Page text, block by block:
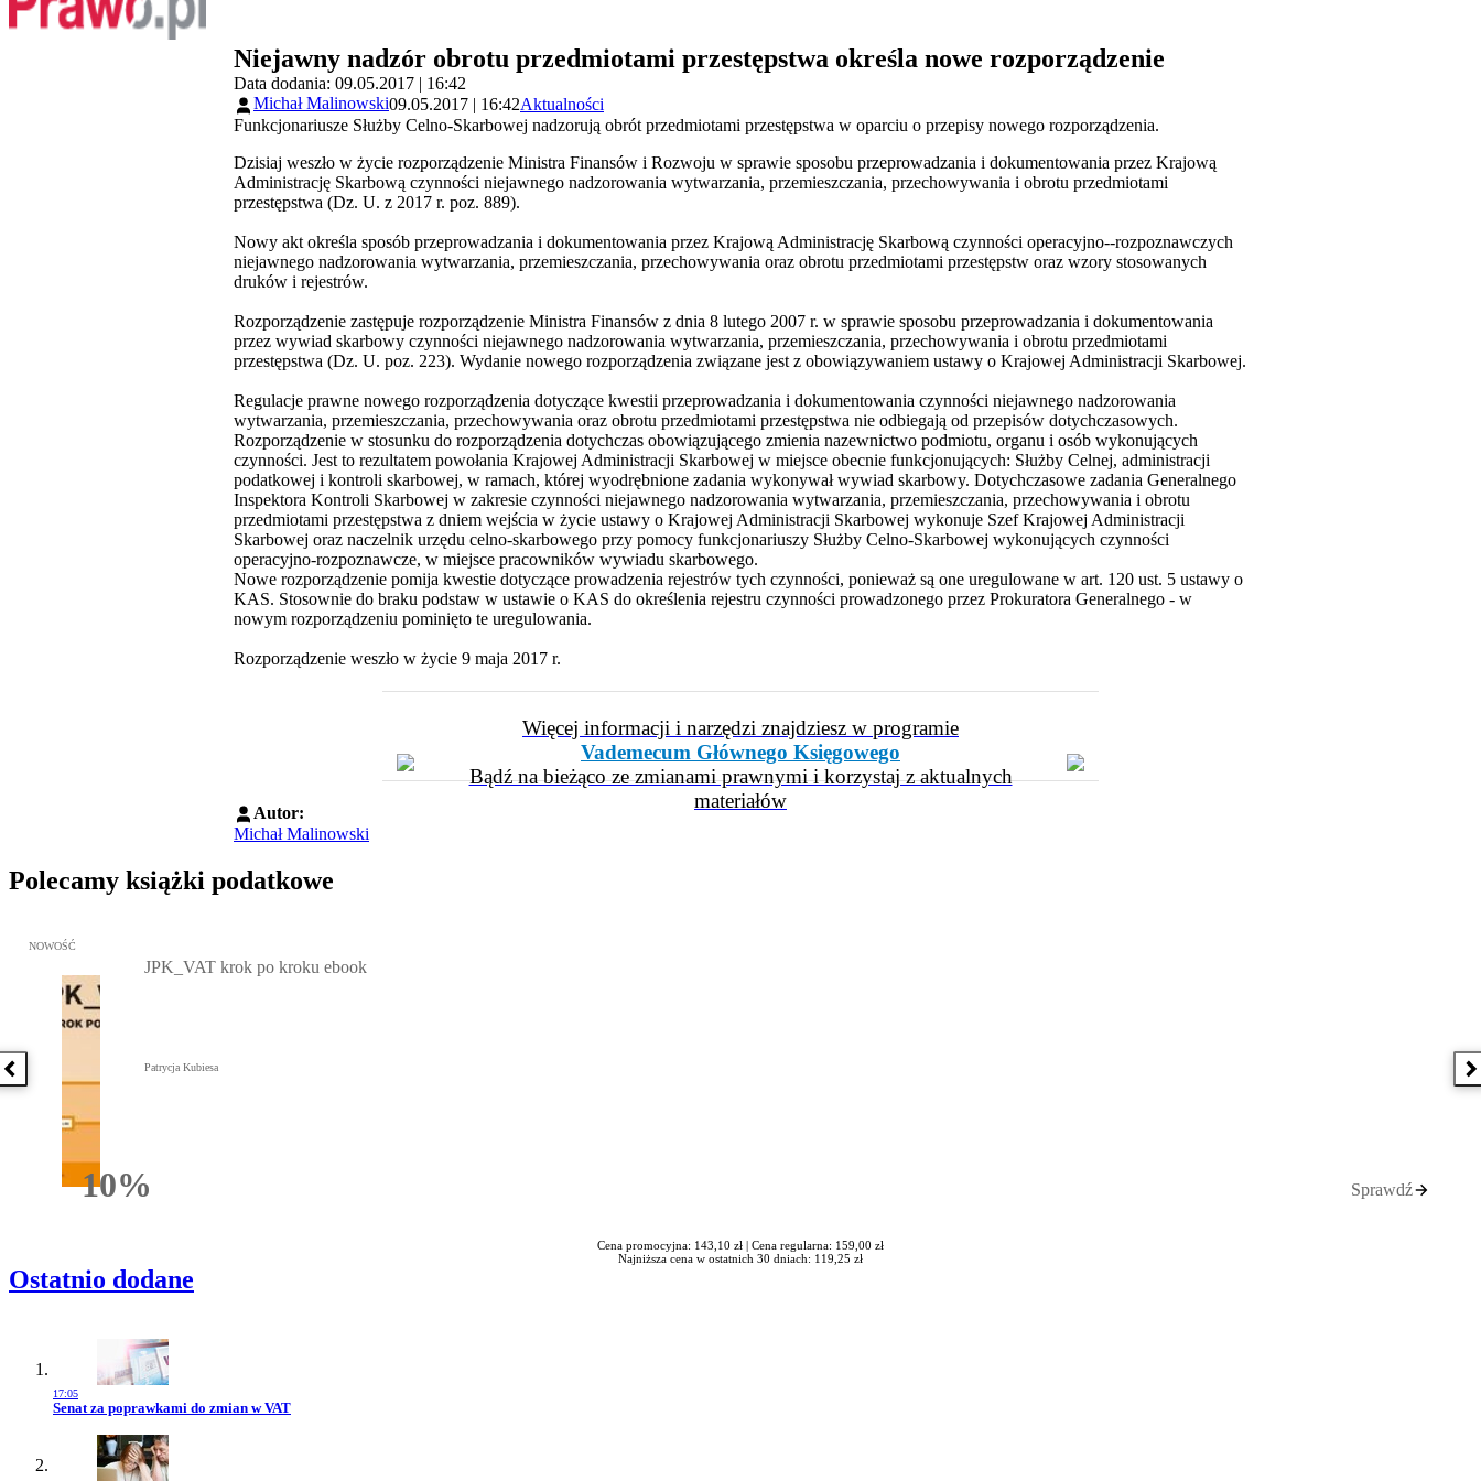
Niejawny nadzór obrotu przedmiotami przestępstwa określa nowe rozporządzenie
Data dodania: 09.05.2017 | 16:42
Michał Malinowski09.05.2017 | 16:42Aktualności
Funkcjonariusze Służby Celno-Skarbowej nadzorują obrót przedmiotami przestępstwa w oparciu o przepisy nowego rozporządzenia.
Dzisiaj weszło w życie rozporządzenie Ministra Finansów i Rozwoju w sprawie sposobu przeprowadzania i dokumentowania przez Krajową
Administrację Skarbową czynności niejawnego nadzorowania wytwarzania, przemieszczania, przechowywania i obrotu przedmiotami
przestępstwa (Dz. U. z 2017 r. poz. 889).
Nowy akt określa sposób przeprowadzania i dokumentowania przez Krajową Administrację Skarbową czynności operacyjno--rozpoznawczych
niejawnego nadzorowania wytwarzania, przemieszczania, przechowywania oraz obrotu przedmiotami przestępstw oraz wzory stosowanych
druków i rejestrów.
Rozporządzenie zastępuje rozporządzenie Ministra Finansów z dnia 8 lutego 2007 r. w sprawie sposobu przeprowadzania i dokumentowania
przez wywiad skarbowy czynności niejawnego nadzorowania wytwarzania, przemieszczania, przechowywania i obrotu przedmiotami
przestępstwa (Dz. U. poz. 223). Wydanie nowego rozporządzenia związane jest z obowiązywaniem ustawy o Krajowej Administracji Skarbowej.
Regulacje prawne nowego rozporządzenia dotyczące kwestii przeprowadzania i dokumentowania czynności niejawnego nadzorowania
wytwarzania, przemieszczania, przechowywania oraz obrotu przedmiotami przestępstwa nie odbiegają od przepisów dotychczasowych.
Rozporządzenie w stosunku do rozporządzenia dotychczas obowiązującego zmienia nazewnictwo podmiotu, organu i osób wykonujących
czynności. Jest to rezultatem powołania Krajowej Administracji Skarbowej w miejsce obecnie funkcjonujących: Służby Celnej, administracji
podatkowej i kontroli skarbowej, w ramach, której wyodrębnione zadania wykonywał wywiad skarbowy. Dotychczasowe zadania Generalnego
Inspektora Kontroli Skarbowej w zakresie czynności niejawnego nadzorowania wytwarzania, przemieszczania, przechowywania i obrotu
przedmiotami przestępstwa z dniem wejścia w życie ustawy o Krajowej Administracji Skarbowej wykonuje Szef Krajowej Administracji
Skarbowej oraz naczelnik urzędu celno-skarbowego przy pomocy funkcjonariuszy Służby Celno-Skarbowej wykonujących czynności
operacyjno-rozpoznawcze, w miejsce pracowników wywiadu skarbowego.
Nowe rozporządzenie pomija kwestie dotyczące prowadzenia rejestrów tych czynności, ponieważ są one uregulowane w art. 120 ust. 5 ustawy o
KAS. Stosownie do braku podstaw w ustawie o KAS do określenia rejestru czynności prowadzonego przez Prokuratora Generalnego - w
nowym rozporządzeniu pominięto te uregulowania.
Rozporządzenie weszło w życie 9 maja 2017 r.
Więcej informacji i narzędzi znajdziesz w programie
Vademecum Głównego Księgowego
Bądź na bieżąco ze zmianami prawnymi i korzystaj z aktualnych
materiałów
Autor:
Michał Malinowski
Polecamy książki podatkowe
Poprzednia książka
Przejdź do: JPK_VAT krok po kroku ebook, Patrycja Kubiesa - otwiera się w nowym oknie
NOWOŚĆ
10%Rabatu
JPK_VAT krok po kroku ebook
Patrycja Kubiesa
Sprawdź
Cena promocyjna: 143,10 zł | Cena regularna: 159,00 zł
Najniższa cena w ostatnich 30 dniach: 119,25 zł
Ostatnio dodane
17:05
Przejdź do artykułu:
Senat za poprawkami do zmian w VAT